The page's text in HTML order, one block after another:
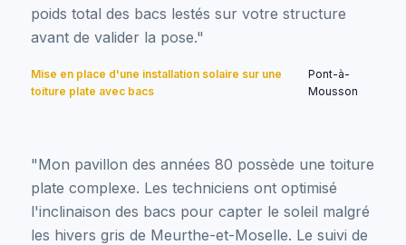
poids total des bacs lestés sur votre structure
avant de valider la pose."
Mise en place d'une installation solaire sur une
toiture plate avec bacs
Pont-à-
Mousson
"Mon pavillon des années 80 possède une toiture
plate complexe. Les techniciens ont optimisé
l'inclinaison des bacs pour capter le soleil malgré
les hivers gris de Meurthe-et-Moselle. Le suivi de